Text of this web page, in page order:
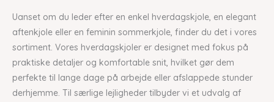
Uanset om du leder efter en enkel hverdagskjole, en elegant
aftenkjole eller en feminin sommerkjole, finder du det i vores
sortiment. Vores hverdagskjoler er designet med fokus på
praktiske detaljer og komfortable snit, hvilket gør dem
perfekte til lange dage på arbejde eller afslappede stunder
derhjemme. Til særlige lejligheder tilbyder vi et udvalg af